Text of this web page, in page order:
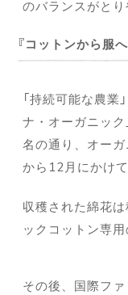
のバランスがとり
コットンから服
「持続可能な農業
ナ・オーガニック
名の通り、オー
から12月にかけ
収穫された綿花
ックコットン専用
その後、国際フ